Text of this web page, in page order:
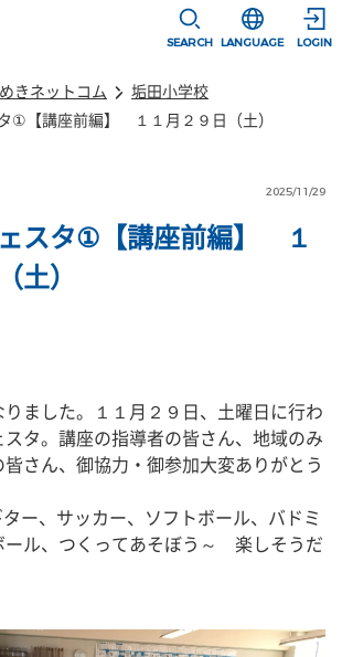
SEARCH
選択すると言
LANGUAGE LOGIN
きネットコム
垢田小学校
①【講座前編】 １１月２９日（土）
2025/11/29
スタ①【講座前編】 １
土）
ました。１１月２９日、土曜日に行わ
タ。講座の指導者の皆さん、地域のみ
さん、御協力・御参加大変ありがとう
ー、サッカー、ソフトボール、バドミ
ル、つくってあそぼう～　楽しそうだ